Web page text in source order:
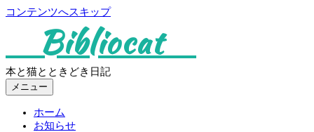
コンテンツへスキップ
Bibliocat
本と猫とときどき日記
メニュー
ホーム
お知らせ